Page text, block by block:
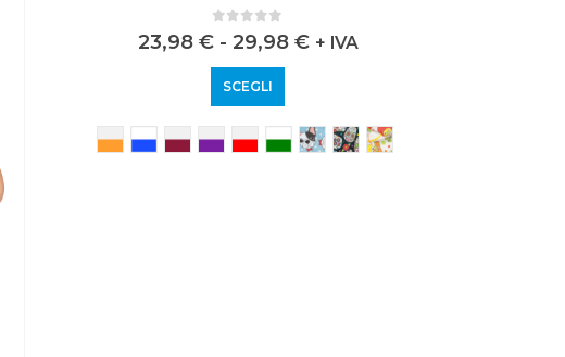
out of 5
23,98 € - 29,98 € + IVA
SCEGLI